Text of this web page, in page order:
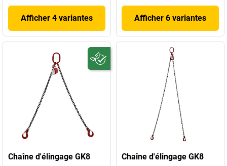
Afficher 4 variantes Afficher 6 variantes
Chaîne d'élingage GK8 Chaîne d'élingage GK8